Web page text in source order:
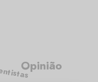
Opinião